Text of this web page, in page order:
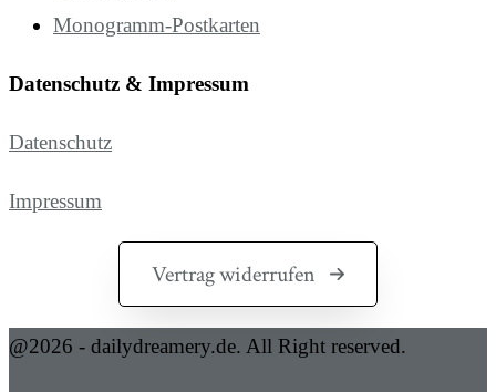
Monogramm-Postkarten
Datenschutz & Impressum
Datenschutz
Impressum
Vertrag widerrufen
@2026 - dailydreamery.de. All Right reserved.